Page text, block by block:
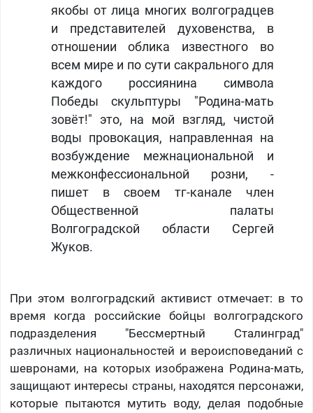
якобы от лица многих волгоградцев
и представителей духовенства, в
отношении облика известного во
всем мире и по сути сакрального для
каждого россиянина символа
Победы скульптуры "Родина-мать
зовёт!" это, на мой взгляд, чистой
воды провокация, направленная на
возбуждение межнациональной и
межконфессиональной розни, -
пишет в своем тг-канале член
Общественной палаты
Волгоградской области Сергей
Жуков.
При этом волгоградский активист отмечает: в то
время когда российские бойцы волгоградского
подразделения "Бессмертный Сталинград"
различных национальностей и вероисповеданий с
шевронами, на которых изображена Родина-мать,
защищают интересы страны, находятся персонажи,
которые пытаются мутить воду, делая подобные